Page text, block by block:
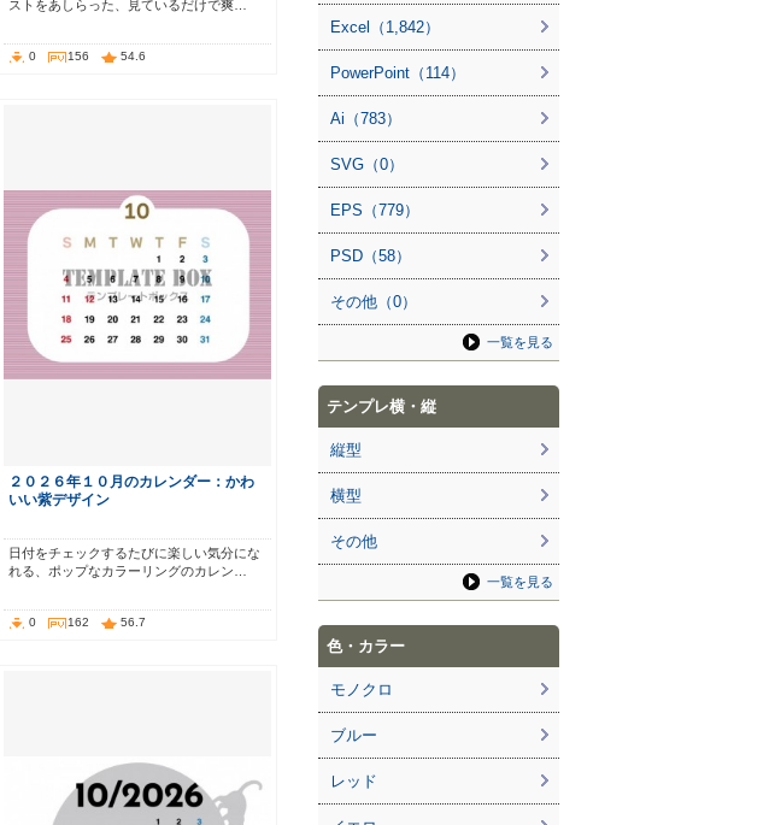
ストをあしらった、見ているだけで爽…
0 156 54.6
２０２６年１０月のカレンダー：かわ
いい紫デザイン
日付をチェックするたびに楽しい気分にな
れる、ポップなカラーリングのカレン…
0 162 56.7
Excel（1,842）
PowerPoint（114）
Ai（783）
SVG（0）
EPS（779）
PSD（58）
その他（0）
一覧を見る
テンプレ横・縦
縦型
横型
その他
一覧を見る
色・カラー
モノクロ
ブルー
レッド